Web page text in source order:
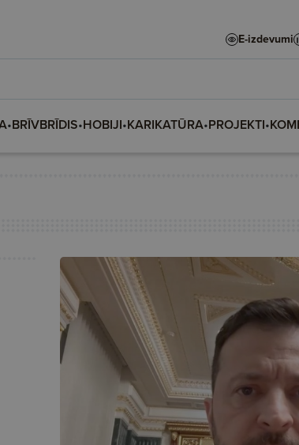
E-izdevumi
•BRĪVBRĪDIS•HOBIJI•KARIKATŪRA•PROJEKTI•